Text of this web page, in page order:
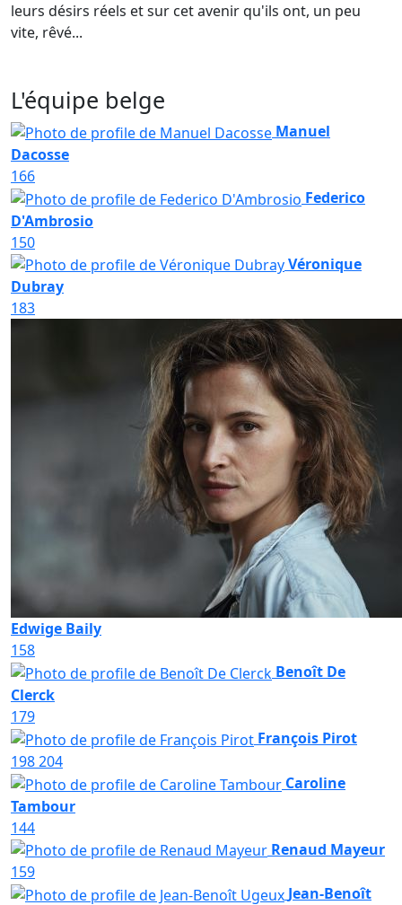
leurs désirs réels et sur cet avenir qu'ils ont, un peu
vite, rêvé...
L'équipe belge
Manuel
Dacosse
166
Federico
D'Ambrosio
150
Véronique
Dubray
183
Edwige Baily
158
Benoît De
Clerck
179
François Pirot
198204
Caroline
Tambour
144
Renaud Mayeur
159
Jean-Benoît